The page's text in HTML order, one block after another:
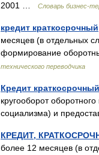
2001 …
Словарь бизнес-
кредит краткосрочный
месяцев (в отдельных
формирование
технического переводчика
Кредит краткосрочный
кругооборот
социализма) и
КРЕДИТ,
более 12 месяцев (в